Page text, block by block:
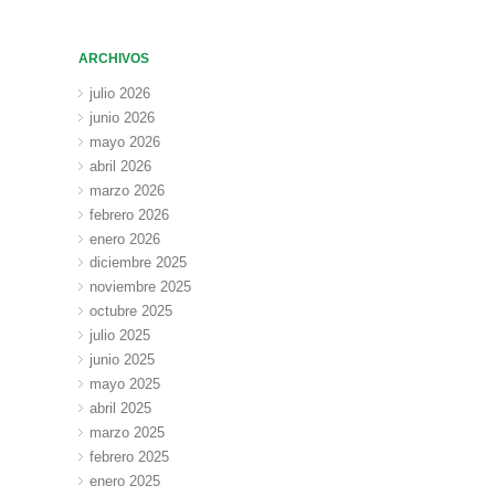
ARCHIVOS
julio 2026
junio 2026
mayo 2026
abril 2026
marzo 2026
febrero 2026
enero 2026
diciembre 2025
noviembre 2025
octubre 2025
julio 2025
junio 2025
mayo 2025
abril 2025
marzo 2025
febrero 2025
enero 2025